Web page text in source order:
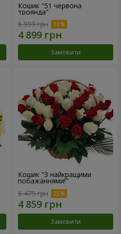
Кошик "51 червона
троянда"
6 999 грн
Замовити
Кошик "З найкращими
побажаннями!"
6 479 грн
Замовити